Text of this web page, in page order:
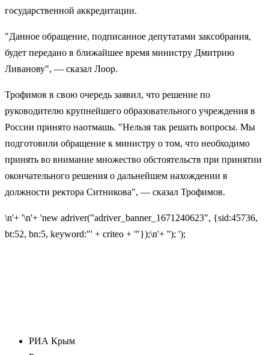
государственной аккредитации.
"Данное обращение, подписанное депутатами заксобрания,
будет передано в ближайшее время министру Дмитрию
Ливанову", — сказал Лоор.
Трофимов в свою очередь заявил, что решение по
руководителю крупнейшего образовательного учреждения в
России принято наотмашь. "Нельзя так решать вопросы. Мы
подготовили обращение к министру о том, что необходимо
принять во внимание множество обстоятельств при принятии
окончательного решения о дальнейшем нахождении в
должности ректора Ситникова", — сказал Трофимов.
\n'+ '\n'+ 'new adriver("adriver_banner_1671240623", {sid:45736,
bt:52, bn:5, keyword:"' + criteo + '"});\n'+ ''); ');
РИА Крым